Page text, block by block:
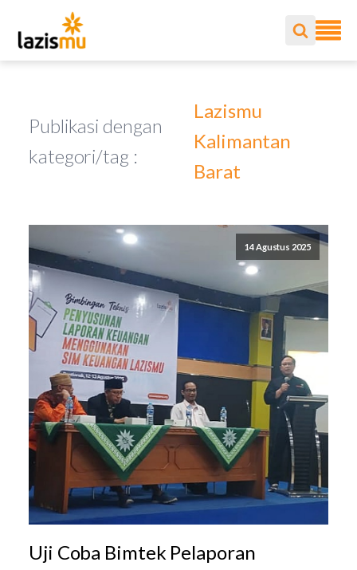
Publikasi dengan
kategori/tag :
Lazismu
Kalimantan
Barat
14 Agustus 2025
Uji Coba Bimtek Pelaporan